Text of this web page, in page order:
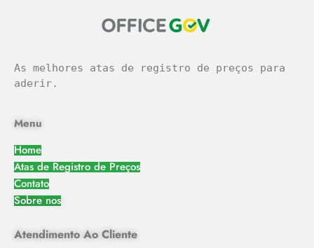
As melhores atas de registro de preços para
aderir.
Menu
Home
Atas de Registro de Preços
Contato
Sobre nos
Atendimento Ao Cliente